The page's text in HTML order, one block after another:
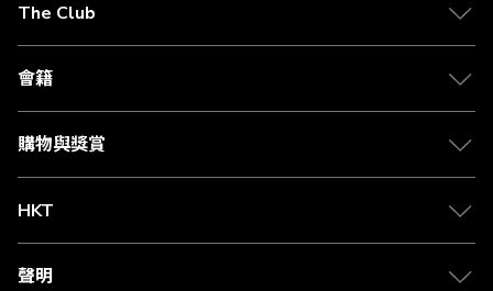
The Club
關於 The Club
合作夥伴
媒體中心
會籍
會籍及專屬禮遇
賺取積分
購物與獎賞
物流與配送
Club Shopping 商品領取站
常見問題
HKT
csl.
1010
聲明